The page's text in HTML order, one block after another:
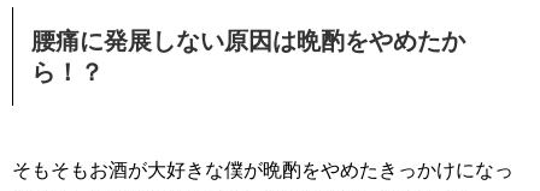
腰痛に発展しない原因は晩酌をやめたか
ら！？
そもそもお酒が大好きな僕が晩酌をやめたきっかけになっ